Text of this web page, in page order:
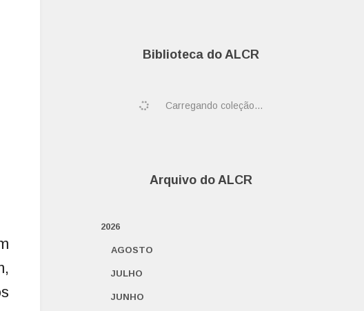
Biblioteca do ALCR
Carregando coleção...
Arquivo do ALCR
2026
AGOSTO
JULHO
JUNHO